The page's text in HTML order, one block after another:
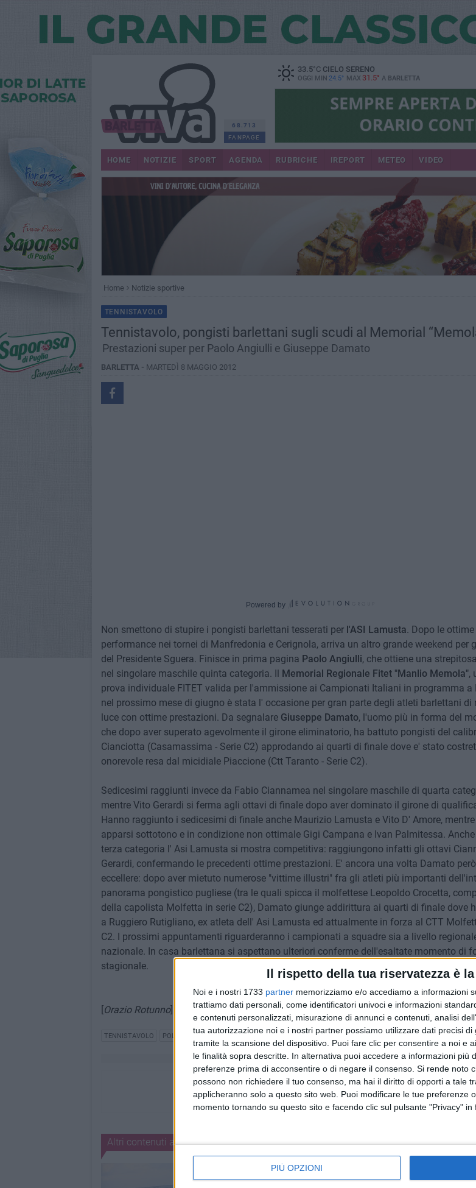
Il rispetto della tua riservatezza è
Noi e i nostri 1733 partner memorizziamo e/o accediamo a informazioni
trattiamo dati personali, come identificatori univoci e informazioni
e contenuti personalizzati, misurazione di annunci e contenuti, analisi
tua autorizzazione noi e i nostri partner possiamo utilizzare dati precisi
tramite la scansione del dispositivo. Puoi fare clic per consentire a noi e
le finalità sopra descritte. In alternativa puoi accedere a informazioni più
preferenze prima di acconsentire o di negare il consenso. Si rende noto
possono non richiedere il tuo consenso, ma hai il diritto di opporti a tale
applicheranno solo a questo sito web. Puoi modificare le tue preferenze
momento tornando su questo sito e facendo clic sul pulsante "Privacy" in
PIÙ OPZIONI
68.713
FANPAGE
33.5°CCIELO SERENO
OGGI MIN 24.5° MAX 31.5° A BARLETTA
HOME NOTIZIE SPORT AGENDA RUBRICHE IREPORT METEO VIDEO
Home Notizie sportive
TENNISTAVOLO
Tennistavolo, pongisti barlettani sugli scudi al Memorial
Prestazioni super per Paolo Angiulli e Giuseppe Damato
BARLETTA - MARTEDÌ 8 MAGGIO 2012
Powered by
Non smettono di stupire i pongisti barlettani tesserati per l'ASI Lamusta. Dopo le ottime
performance nei tornei di Manfredonia e Cerignola, arriva un altro grande weekend per
del Presidente Sguera. Finisce in prima pagina Paolo Angiulli, che ottiene una
nel singolare maschile quinta categoria. Il Memorial Regionale Fitet "Manlio Memola",
prova individuale FITET valida per l'ammissione ai Campionati Italiani in programma a
nel prossimo mese di giugno è stata l' occasione per gran parte degli atleti barlettani di
luce con ottime prestazioni. Da segnalare Giuseppe Damato, l'uomo più in forma del
che dopo aver superato agevolmente il girone eliminatorio, ha battuto pongisti del
Cianciotta (Casamassima - Serie C2) approdando ai quarti di finale dove e' stato
onorevole resa dal micidiale Piaccione (Ctt Taranto - Serie C2).
Sedicesimi raggiunti invece da Fabio Ciannamea nel singolare maschile di quarta
mentre Vito Gerardi si ferma agli ottavi di finale dopo aver dominato il girone di
Hanno raggiunto i sedicesimi di finale anche Maurizio Lamusta e Vito D' Amore,
apparsi sottotono e in condizione non ottimale Gigi Campana e Ivan Palmitessa.
terza categoria l' Asi Lamusta si mostra competitiva: raggiungono infatti gli ottavi
Gerardi, confermando le precedenti ottime prestazioni. E' ancora una volta Damato
eccellere: dopo aver mietuto numerose "vittime illustri" fra gli atleti più importanti
panorama pongistico pugliese (tra le quali spicca il molfettese Leopoldo Crocetta,
della capolista Molfetta in serie C2), Damato giunge addirittura ai quarti di finale dove
a Ruggiero Rutigliano, ex atleta dell' Asi Lamusta ed attualmente in forza al CTT
C2. I prossimi appuntamenti riguarderanno i campionati a squadre sia a livello
nazionale. In casa barlettana si aspettano ulteriori conferme dell'esaltate momento di
stagionale.
[Orazio Rotunno]
TENNISTAVOLO POLISPORTIVA DILETTANTISTICA ASI LAMUSTA VITTORIA CAMPIONATO
Altri contenuti a tema